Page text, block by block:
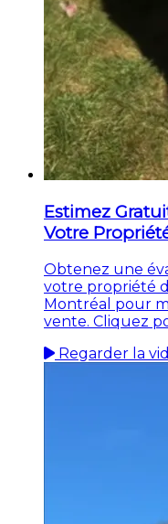
Estimez
Votre
Obtenez une
votre propriété
Montréal pour
vente. Cliquez
Regarder la